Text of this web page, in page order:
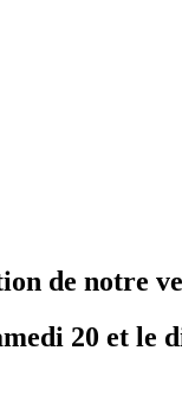
de notre
20 et le